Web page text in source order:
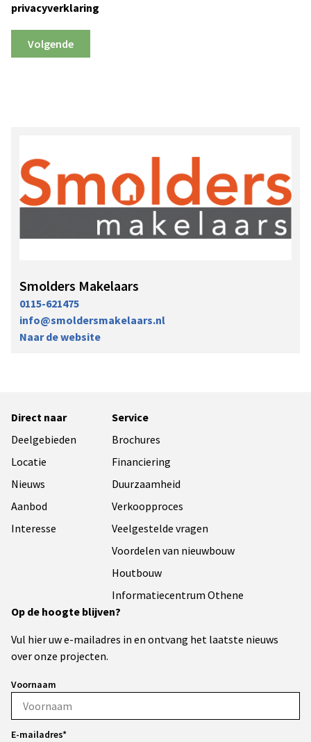
privacyverklaring
Volgende
Smolders Makelaars
0115-621475
info@smoldersmakelaars.nl
Naar de website
Direct naar
Deelgebieden
Locatie
Nieuws
Aanbod
Interesse
Service
Brochures
Financiering
Duurzaamheid
Verkoopproces
Veelgestelde vragen
Voordelen van nieuwbouw
Houtbouw
Informatiecentrum Othene
Op de hoogte blijven?
Vul hier uw e-mailadres in en ontvang het laatste nieuws
over onze projecten.
Voornaam
E-mailadres*